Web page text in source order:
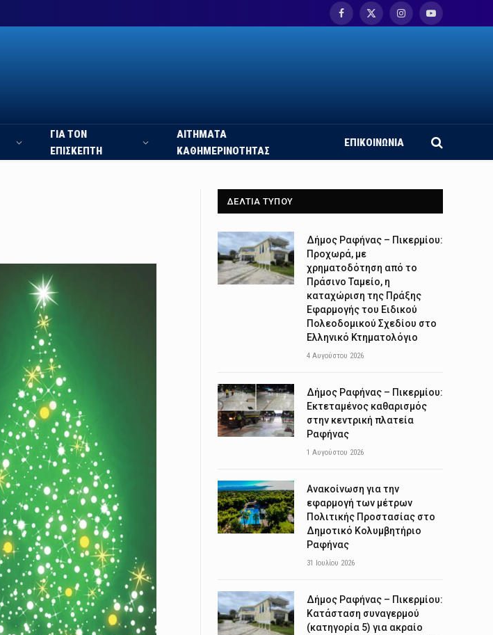
Facebook
X
InstagramYouTube
ΓΙΑ ΤΟΝ
ΕΠΙΣΚΕΠΤΗ
ΑΙΤΗΜΑΤΑ
ΚΑΘΗΜΕΡΙΝΟΤΗΤΑΣ
ΕΠΙΚΟΙΝΩΝΙΑ
ΔΕΛΤΙΑ ΤΥΠΟΥ
Δήμος Ραφήνας – Πικερμίου:
Προχωρά, με
χρηματοδότηση από το
Πράσινο Ταμείο, η
καταχώριση της Πράξης
Εφαρμογής του Ειδικού
Πολεοδομικού Σχεδίου στο
Ελληνικό Κτηματολόγιο
4 Αυγούστου 2026
Δήμος Ραφήνας – Πικερμίου:
Εκτεταμένος καθαρισμός
στην κεντρική πλατεία
Ραφήνας
1 Αυγούστου 2026
Ανακοίνωση για την
εφαρμογή των μέτρων
Πολιτικής Προστασίας στο
Δημοτικό Κολυμβητήριο
Ραφήνας
31 Ιουλίου 2026
Δήμος Ραφήνας – Πικερμίου:
Κατάσταση συναγερμού
(κατηγορία 5) για ακραίο